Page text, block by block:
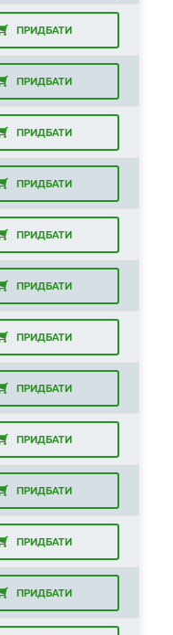
ПРИДБАТИ
ПРИДБАТИ
ПРИДБАТИ
ПРИДБАТИ
ПРИДБАТИ
ПРИДБАТИ
ПРИДБАТИ
ПРИДБАТИ
ПРИДБАТИ
ПРИДБАТИ
ПРИДБАТИ
ПРИДБАТИ